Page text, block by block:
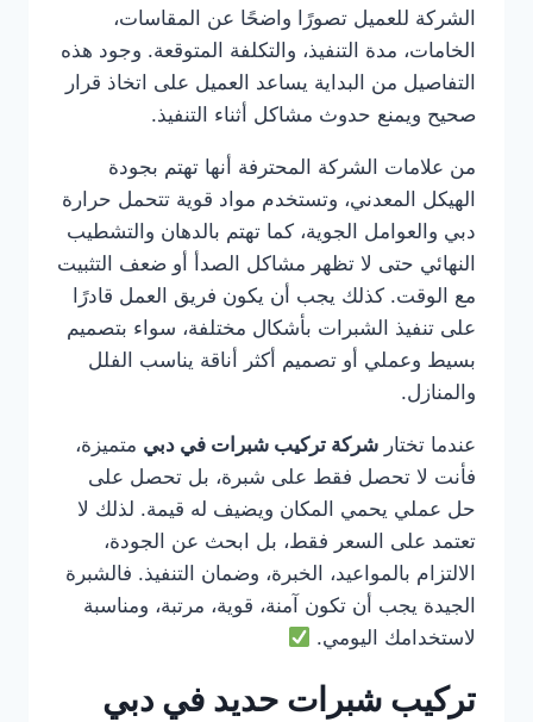
الشركة للعميل تصورًا واضحًا عن المقاسات،
الخامات، مدة التنفيذ، والتكلفة المتوقعة. وجود هذه
التفاصيل من البداية يساعد العميل على اتخاذ قرار
صحيح ويمنع حدوث مشاكل أثناء التنفيذ.
من علامات الشركة المحترفة أنها تهتم بجودة
الهيكل المعدني، وتستخدم مواد قوية تتحمل حرارة
دبي والعوامل الجوية، كما تهتم بالدهان والتشطيب
النهائي حتى لا تظهر مشاكل الصدأ أو ضعف التثبيت
مع الوقت. كذلك يجب أن يكون فريق العمل قادرًا
على تنفيذ الشبرات بأشكال مختلفة، سواء بتصميم
بسيط وعملي أو تصميم أكثر أناقة يناسب الفلل
والمنازل.
عندما تختار شركة تركيب شبرات في دبي متميزة،
فأنت لا تحصل فقط على شبرة، بل تحصل على
حل عملي يحمي المكان ويضيف له قيمة. لذلك لا
تعتمد على السعر فقط، بل ابحث عن الجودة،
الالتزام بالمواعيد، الخبرة، وضمان التنفيذ. فالشبرة
الجيدة يجب أن تكون آمنة، قوية، مرتبة، ومناسبة
لاستخدامك اليومي.
تركيب شبرات حديد في دبي